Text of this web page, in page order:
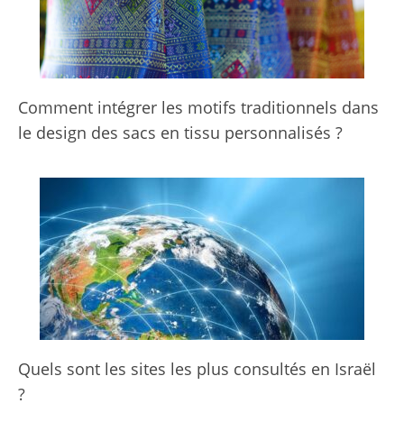
Comment intégrer les motifs traditionnels dans
le design des sacs en tissu personnalisés ?
Quels sont les sites les plus consultés en Israël
?